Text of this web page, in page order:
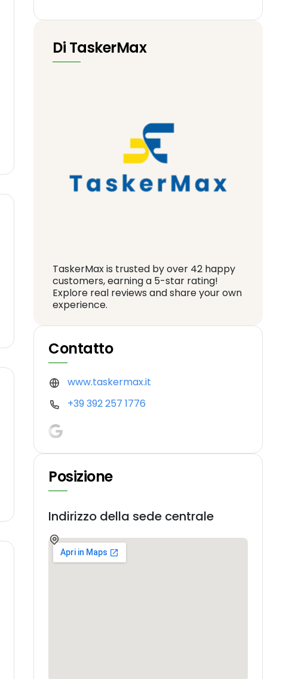
Di TaskerMax
TaskerMax is trusted by over 42 happy
customers, earning a 5-star rating!
Explore real reviews and share your own
experience.
Contatto
www.taskermax.it
+39 392 257 1776
Posizione
Indirizzo della sede centrale